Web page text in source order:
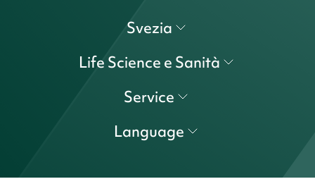
Svezia
Life Science e Sanità
Service
Language